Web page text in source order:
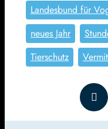
Landesbund für
neues Jahr
Tierschutz